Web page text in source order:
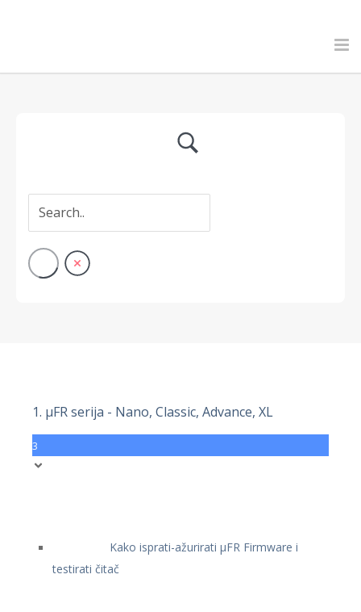
1. μFR serija - Nano, Classic, Advance, XL
3
Kako isprati-ažurirati μFR Firmware i
testirati čitač